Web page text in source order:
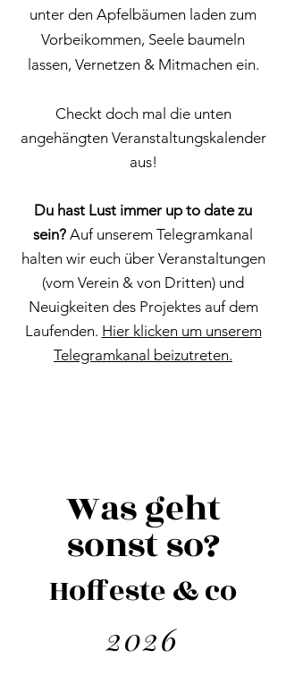
unter den Apfelbäumen laden zum
Vorbeikommen, Seele baumeln
lassen, Vernetzen & Mitmachen ein.
Checkt doch mal die unten
angehängten Veranstaltungskalender
aus!
Du hast Lust immer up to date zu
sein? Auf unserem Telegramkanal
halten wir euch über Veranstaltungen
(vom Verein & von Dritten) und
Neuigkeiten des Projektes auf dem
Laufenden. Hier klicken um unserem
Telegramkanal beizutreten.
Was geht
sonst so?
Hoffeste & co
2026